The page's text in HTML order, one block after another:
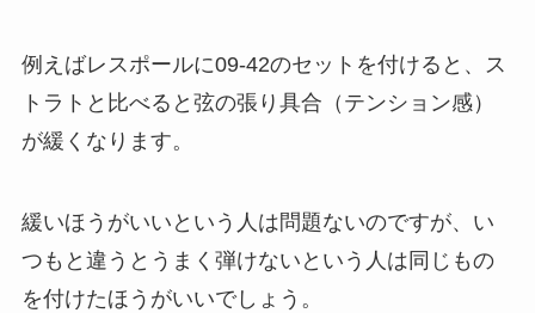
例えばレスポールに09‐42のセットを付けると、ス
トラトと比べると弦の張り具合（テンション感）
が緩くなります。
緩いほうがいいという人は問題ないのですが、い
つもと違うとうまく弾けないという人は同じもの
を付けたほうがいいでしょう。